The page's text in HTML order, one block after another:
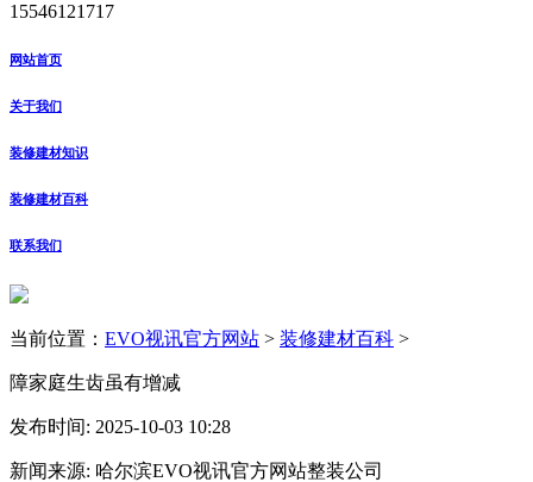
15546121717
网站首页
关于我们
装修建材知识
装修建材百科
联系我们
当前位置： EVO视讯官方网站 > 装修建材百科 >
障家庭生齿虽有增减
发布时间: 2025-10-03 10:28
新闻来源: 哈尔滨EVO视讯官方网站整装公司